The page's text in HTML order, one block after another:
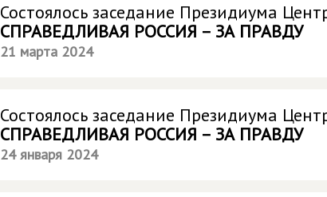
Состоялось заседание Президиума
СПРАВЕДЛИВАЯ РОССИЯ – ЗА ПРАВДУ
21 марта 2024
Состоялось заседание Президиума
СПРАВЕДЛИВАЯ РОССИЯ – ЗА ПРАВДУ
24 января 2024